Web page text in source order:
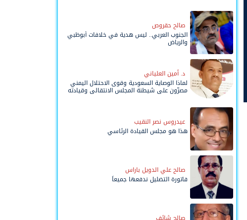
صالح حقروص
الجنوب العربي.. ليس هدية في خلافات أبوظبي
والرياض
د. أمين العلياني
لماذا الوصاية السعودية وقوى الاحتلال اليمني
مصرّون على شيطنة المجلس الانتقالي وقيادته
عيدروس نصر النقيب
هذا هو مجلس القيادة الرئاسي
صالح علي الدويل باراس
فاتورة التضليل ندفعها جميعاً